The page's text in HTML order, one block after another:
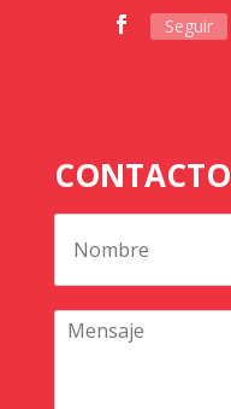
Seguir
CONTACTO